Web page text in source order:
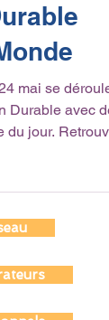
ADN
mai se